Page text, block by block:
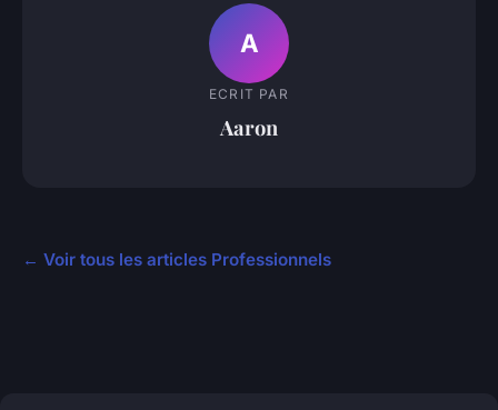
A
ECRIT PAR
Aaron
← Voir tous les articles Professionnels